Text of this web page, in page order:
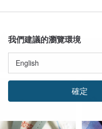
我們建議的瀏覽環境
確定